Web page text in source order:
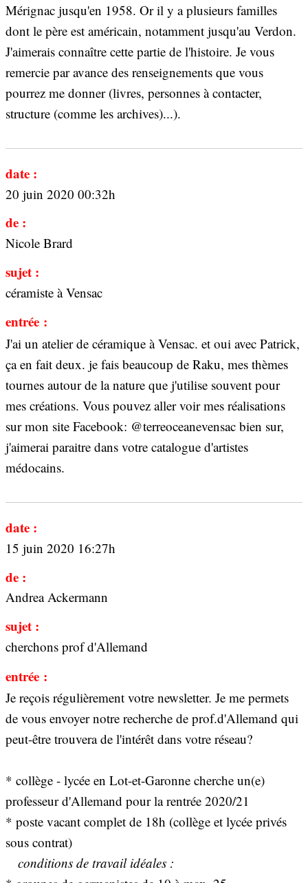
Mérignac jusqu'en 1958. Or il y a plusieurs familles
dont le père est américain, notamment jusqu'au Verdon.
J'aimerais connaître cette partie de l'histoire. Je vous
remercie par avance des renseignements que vous
pourrez me donner (livres, personnes à contacter,
structure (comme les archives)...).
date :
20 juin 2020 00:32h
de :
Nicole Brard
sujet :
céramiste à Vensac
entrée :
J'ai un atelier de céramique à Vensac. et oui avec Patrick,
ça en fait deux. je fais beaucoup de Raku, mes thèmes
tournes autour de la nature que j'utilise souvent pour
mes créations. Vous pouvez aller voir mes réalisations
sur mon site Facebook: @terreoceanevensac bien sur,
j'aimerai paraitre dans votre catalogue d'artistes
médocains.
date :
15 juin 2020 16:27h
de :
Andrea Ackermann
sujet :
cherchons prof d'Allemand
entrée :
Je reçois régulièrement votre newsletter. Je me permets
de vous envoyer notre recherche de prof.d'Allemand qui
peut-être trouvera de l'intérêt dans votre réseau?
* collège - lycée en Lot-et-Garonne cherche un(e)
professeur d'Allemand pour la rentrée 2020/21
* poste vacant complet de 18h (collège et lycée privés
sous contrat)
conditions de travail idéales :